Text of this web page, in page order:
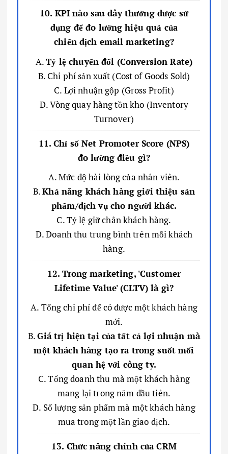
10. KPI nào sau đây thường được sử
dụng để đo lường hiệu quả của
chiến dịch email marketing?
A.Tỷ lệ chuyển đổi (Conversion Rate)
B. Chi phí sản xuất (Cost of Goods Sold)
C. Lợi nhuận gộp (Gross Profit)
D. Vòng quay hàng tồn kho (Inventory
Turnover)
11. Chỉ số Net Promoter Score (NPS)
đo lường điều gì?
A. Mức độ hài lòng của nhân viên.
B.Khả năng khách hàng giới thiệu sản
phẩm/dịch vụ cho người khác.
C. Tỷ lệ giữ chân khách hàng.
D. Doanh thu trung bình trên mỗi khách
hàng.
12. Trong marketing, 'Customer
Lifetime Value' (CLTV) là gì?
A. Tổng chi phí để có được một khách hàng
mới.
B.Giá trị hiện tại của tất cả lợi nhuận mà
một khách hàng tạo ra trong suốt mối
quan hệ với công ty.
C. Tổng doanh thu mà một khách hàng
mang lại trong năm đầu tiên.
D. Số lượng sản phẩm mà một khách hàng
mua trong một lần giao dịch.
13. Chức năng chính của CRM